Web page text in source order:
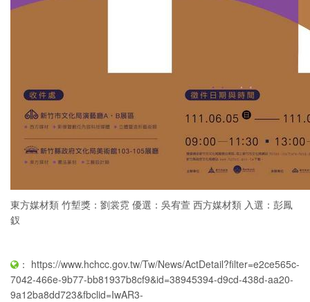
東方媒材類 竹塹獎：劉裳霓 優選：吳宥萱 西方媒材類 入選：彭鳳
釵
： https://www.hchcc.gov.tw/Tw/News/ActDetail?filter=e2ce565c-
7042-466e-9b77-bb81937b8cf9&id=38945394-d9cd-438d-aa20-
9a12ba8dd723&fbclid=IwAR3-